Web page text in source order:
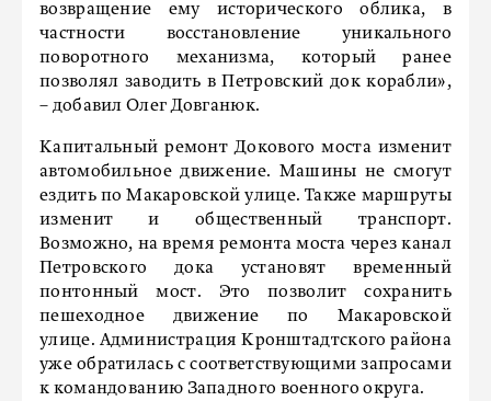
возвращение ему исторического облика, в
частности восстановление уникального
поворотного механизма, который ранее
позволял заводить в Петровский док корабли»,
– добавил Олег Довганюк.
Капитальный ремонт Докового моста изменит
автомобильное движение. Машины не смогут
ездить по Макаровской улице. Также маршруты
изменит и общественный транспорт.
Возможно, на время ремонта моста через канал
Петровского дока установят временный
понтонный мост. Это позволит сохранить
пешеходное движение по Макаровской
улице. Администрация Кронштадтского района
уже обратилась с соответствующими запросами
к командованию Западного военного округа.